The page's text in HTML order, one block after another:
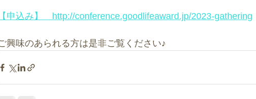
【申込み】　http://conference.goodlifeaward.jp/2023-gathering
興味のあられる方は是非ご覧ください♪